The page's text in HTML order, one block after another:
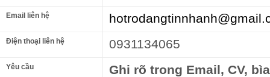
Email liên hệ
Điện thoại liên hệ 0931134065
Yêu cầu
Ghi rõ trong Email, CV,